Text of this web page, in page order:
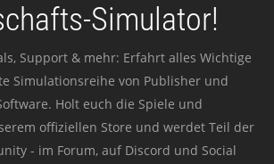
Simulator!
Support & mehr: Erfahrt alles Wichtige
Simulationsreihe von Publisher und
Holt euch die Spiele und
offiziellen Store und werdet Teil der
- im Forum, auf Discord und Social